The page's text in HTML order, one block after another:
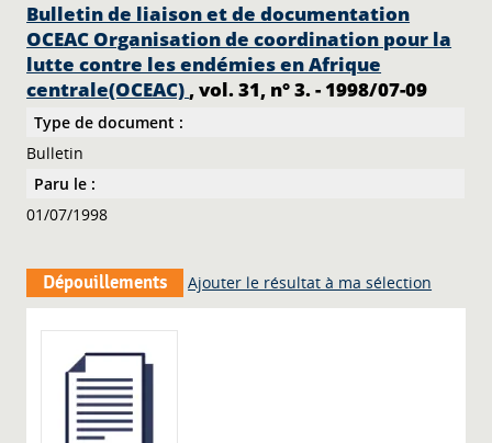
Bulletin de liaison et de documentation
OCEAC Organisation de coordination pour la
lutte contre les endémies en Afrique
centrale(OCEAC)
, vol. 31, n° 3. - 1998/07-09
Type de document :
Bulletin
Paru le :
01/07/1998
Dépouillements Ajouter le résultat à ma sélection